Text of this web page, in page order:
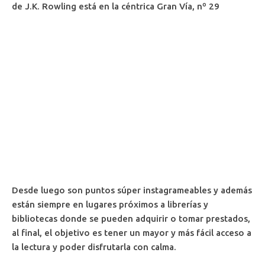
de J.K. Rowling está en la céntrica Gran Vía, nº 29
Desde luego son puntos súper instagrameables y además
están siempre en lugares próximos a librerías y
bibliotecas donde se pueden adquirir o tomar prestados,
al final, el objetivo es tener un mayor y más fácil acceso a
la lectura y poder disfrutarla con calma.